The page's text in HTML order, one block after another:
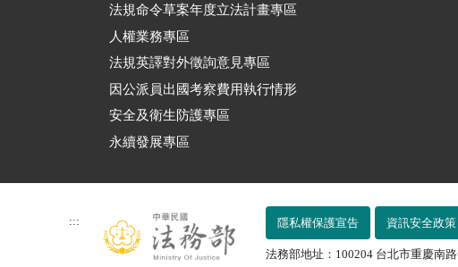
法規命令草案年度立法計畫專區
人權業務專區
法規英譯對外徵詢意見專區
因公派員出國考察費用執行情形
安全及衛生防護專區
永續發展專區
::: 隱私權保護宣告 資訊安全政策
法務部地址：100204 台北市重慶南